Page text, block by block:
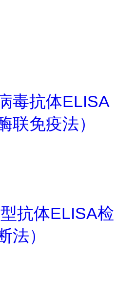
毒抗体ELISA
联免疫法）
抗体ELISA检
法）